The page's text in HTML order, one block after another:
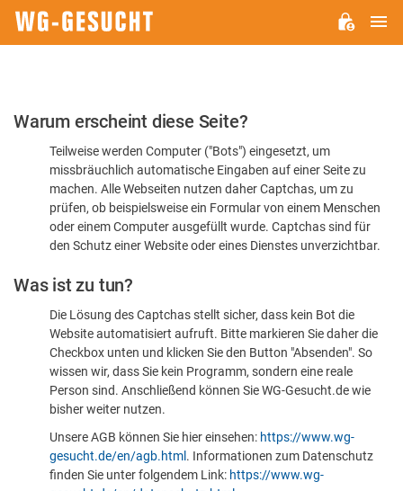
Bitte
dass
sind
Warum erscheint diese Seite?
Teilweise werden Computer ("Bots") eingesetzt, um
missbräuchlich automatische Eingaben auf einer Seite zu
machen. Alle Webseiten nutzen daher Captchas, um zu
prüfen, ob beispielsweise ein Formular von einem Menschen
oder einem Computer ausgefüllt wurde. Captchas sind für
den Schutz einer Website oder eines Dienstes unverzichtbar.
Was ist zu tun?
Die Lösung des Captchas stellt sicher, dass kein Bot die
Website automatisiert aufruft. Bitte markieren Sie daher die
Checkbox unten und klicken Sie den Button "Absenden". So
wissen wir, dass Sie kein Programm, sondern eine reale
Person sind. Anschließend können Sie WG-Gesucht.de wie
bisher weiter nutzen.
Unsere AGB können Sie hier einsehen: https://www.wg-
gesucht.de/en/agb.html . Informationen zum Datenschutz
finden Sie unter folgendem Link: https://www.wg-